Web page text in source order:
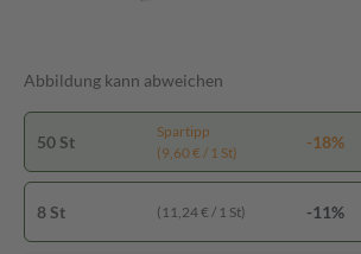
Abbildung kann abweichen
50 St
Spartipp
(9,60 € / 1 St)
-18%
8 St (11,24 € / 1 St) -11%